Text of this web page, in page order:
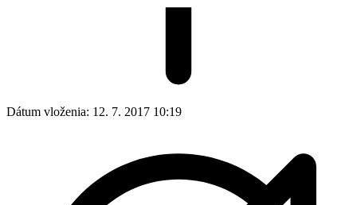
Dátum vloženia: 12. 7. 2017 10:19